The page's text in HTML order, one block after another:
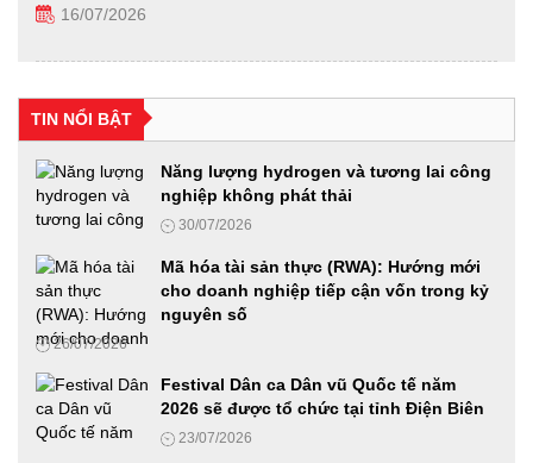
16/07/2026
Nam qua các thời kỳ, thực trạng và giải pháp"
24/06/2026
Diễn đàn Phát triển hạ tầng năng lượng thông minh
24/06/2026
Từ “Con đường tương lai” đến mô hình kinh tế mới trong thời
đại AI
23/06/2026
Diễn đàn Phát triển Nhiên liệu sinh học 2026: Từ chủ trương
TIN NỔI BẬT
Năng lượng hydrogen và tương lai công
nghiệp không phát thải
30/07/2026
Mã hóa tài sản thực (RWA): Hướng mới
cho doanh nghiệp tiếp cận vốn trong kỷ
nguyên số
26/07/2026
Festival Dân ca Dân vũ Quốc tế năm
2026 sẽ được tổ chức tại tỉnh Điện Biên
23/07/2026